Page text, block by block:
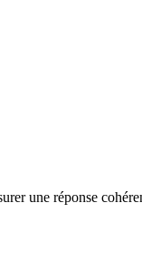
une réponse